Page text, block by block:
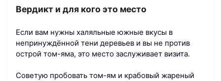
Вердикт и для кого это место
Если вам нужны халяльные южные вкусы в
непринуждённой тени деревьев и вы не против
острой том-яма, это место заслуживает визита.
Советую пробовать том-ям и крабовый жареный